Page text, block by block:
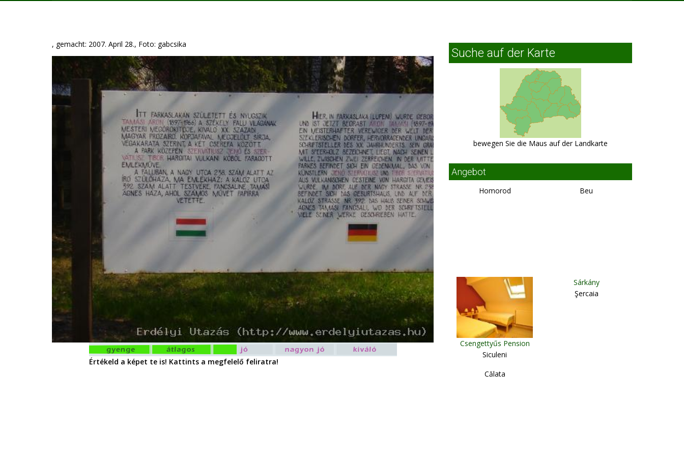
, gemacht: 2007. April 28., Foto: gabcsika
Értékeld a képet te is! Kattints a megfelelő feliratra!
Suche auf der Karte
bewegen Sie die Maus auf der Landkarte
Angebot
Homorod Beu
Csengettyűs Pension
Siculeni
Sárkány
Şercaia
Călata